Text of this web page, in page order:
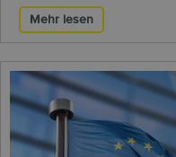
Mehr lesen